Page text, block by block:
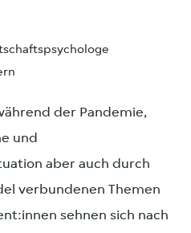
der Pandemie,
und
aber auch durch
verbundenen Themen
sehnen sich nach